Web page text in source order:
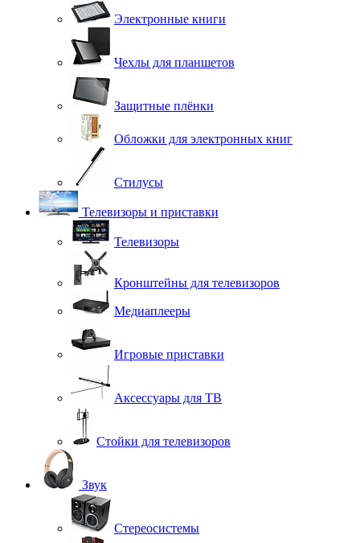
Электронные книги
Чехлы для планшетов
Защитные плёнки
Обложки для электронных книг
Стилусы
Телевизоры и приставки
Телевизоры
Кронштейны для телевизоров
Медиаплееры
Игровые приставки
Аксессуары для ТВ
Стойки для телевизоров
Звук
Стереосистемы